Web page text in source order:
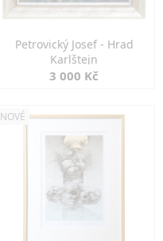
Petrovický Josef - Hrad
Karlštejn
3 000 Kč
NOVÉ